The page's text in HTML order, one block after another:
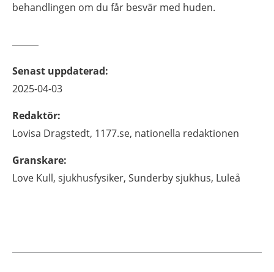
behandlingen om du får besvär med huden.
Senast uppdaterad:
2025-04-03
Redaktör:
Lovisa Dragstedt, 1177.se, nationella redaktionen
Granskare:
Love Kull, sjukhusfysiker, Sunderby sjukhus, Luleå